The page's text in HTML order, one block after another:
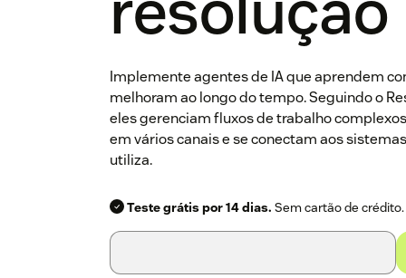
Implemente agentes de IA que aprendem
melhoram ao longo do tempo. Seguindo o
eles gerenciam fluxos de trabalho
em vários canais e se conectam aos
utiliza.
Teste grátis por 14 dias. Sem cartão de crédito.